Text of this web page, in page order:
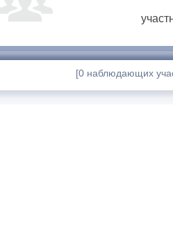
[0 наблюдающих